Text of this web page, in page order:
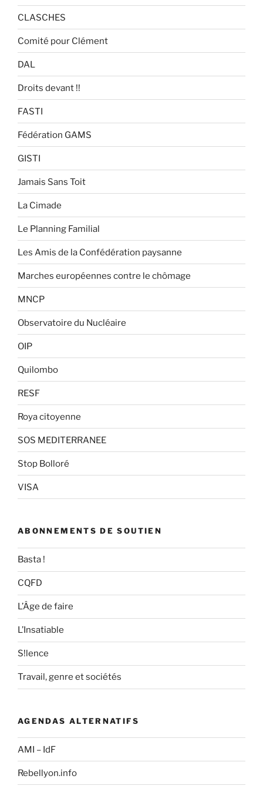
CLASCHES
Comité pour Clément
DAL
Droits devant !!
FASTI
Fédération GAMS
GISTI
Jamais Sans Toit
La Cimade
Le Planning Familial
Les Amis de la Confédération paysanne
Marches européennes contre le chômage
MNCP
Observatoire du Nucléaire
OIP
Quilombo
RESF
Roya citoyenne
SOS MEDITERRANEE
Stop Bolloré
VISA
ABONNEMENTS DE SOUTIEN
Basta !
CQFD
L’Âge de faire
L’Insatiable
S!lence
Travail, genre et sociétés
AGENDAS ALTERNATIFS
AMI – IdF
Rebellyon.info